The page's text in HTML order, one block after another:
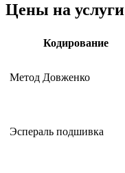
Цены на услуги
Кодирование
Метод Довженко
Эспераль подшивка